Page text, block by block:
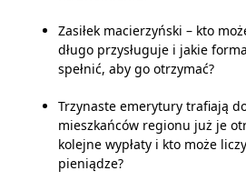
Zasiłek macierzyński – kto
długo przysługuje i jakie
spełnić, aby go otrzymać?
Trzynaste emerytury trafiają
mieszkańców regionu już je
kolejne wypłaty i kto może
pieniądze?